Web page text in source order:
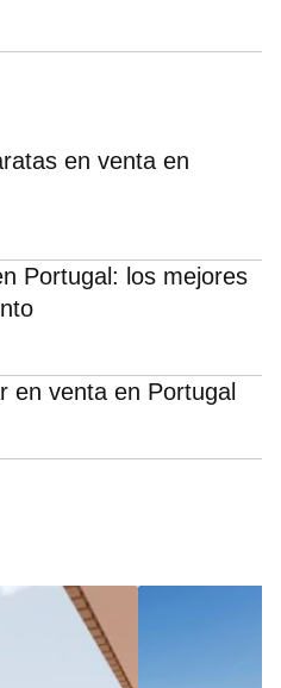
en venta en
Portugal: los mejores
en venta en Portugal